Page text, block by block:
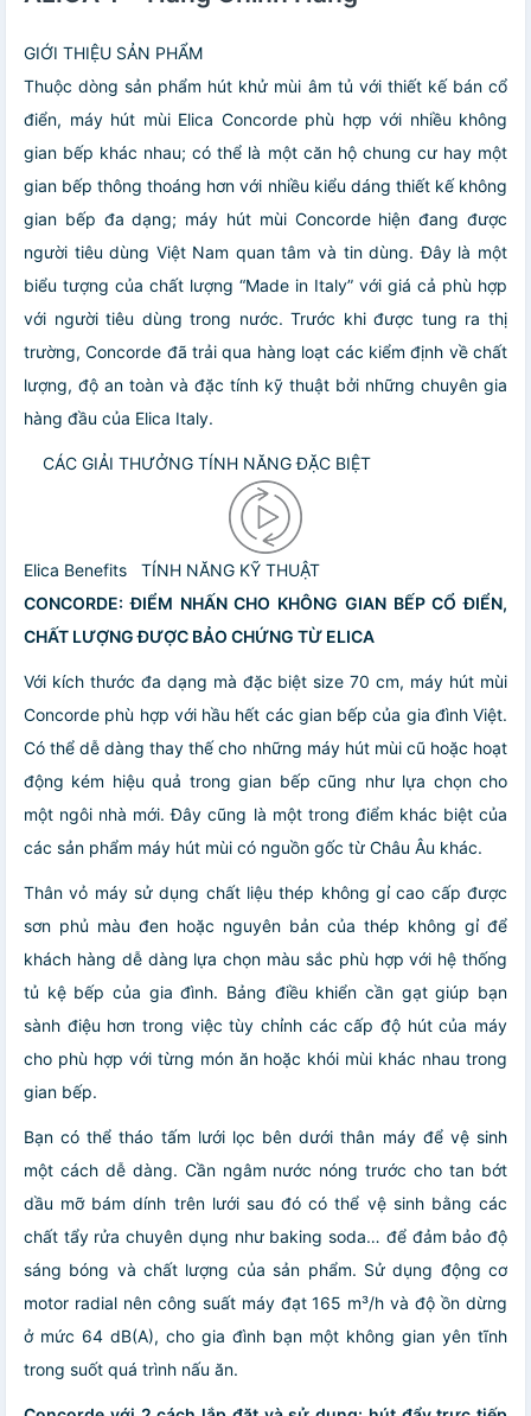
GIỚI THIỆU SẢN PHẨM
Thuộc dòng sản phẩm hút khử mùi âm tủ với thiết kế bán cổ
điển, máy hút mùi Elica Concorde phù hợp với nhiều không
gian bếp khác nhau; có thể là một căn hộ chung cư hay một
gian bếp thông thoáng hơn với nhiều kiểu dáng thiết kế không
gian bếp đa dạng; máy hút mùi Concorde hiện đang được
người tiêu dùng Việt Nam quan tâm và tin dùng. Đây là một
biểu tượng của chất lượng “Made in Italy” với giá cả phù hợp
với người tiêu dùng trong nước. Trước khi được tung ra thị
trường, Concorde đã trải qua hàng loạt các kiểm định về chất
lượng, độ an toàn và đặc tính kỹ thuật bởi những chuyên gia
hàng đầu của Elica Italy.
CÁC GIẢI THƯỞNG TÍNH NĂNG ĐẶC BIỆT
Elica Benefits
TÍNH NĂNG KỸ THUẬT
CONCORDE:ĐIỂM NHẤN CHO KHÔNG GIAN BẾP CỔ ĐIỂN,
CHẤT LƯỢNG ĐƯỢC BẢO CHỨNG TỪ ELICA
Với kích thước đa dạng mà đặc biệt size 70 cm, máy hút mùi
Concorde phù hợp với hầu hết các gian bếp của gia đình Việt.
Có thể dễ dàng thay thế cho những máy hút mùi cũ hoặc hoạt
động kém hiệu quả trong gian bếp cũng như lựa chọn cho
một ngôi nhà mới. Đây cũng là một trong điểm khác biệt của
các sản phẩm máy hút mùi có nguồn gốc từ Châu Âu khác.
Thân vỏ máy sử dụng chất liệu thép không gỉ cao cấp được
sơn phủ màu đen hoặc nguyên bản của thép không gỉ để
khách hàng dễ dàng lựa chọn màu sắc phù hợp với hệ thống
tủ kệ bếp của gia đình. Bảng điều khiển cần gạt giúp bạn
sành điệu hơn trong việc tùy chỉnh các cấp độ hút của máy
cho phù hợp với từng món ăn hoặc khói mùi khác nhau trong
gian bếp.
Bạn có thể tháo tấm lưới lọc bên dưới thân máy để vệ sinh
một cách dễ dàng. Cần ngâm nước nóng trước cho tan bớt
dầu mỡ bám dính trên lưới sau đó có thể vệ sinh bằng các
chất tẩy rửa chuyên dụng như baking soda… để đảm bảo độ
sáng bóng và chất lượng của sản phẩm. Sử dụng động cơ
motor radial nên công suất máy đạt 165 m³/h và độ ồn dừng
ở mức 64 dB(A), cho gia đình bạn một không gian yên tĩnh
trong suốt quá trình nấu ăn.